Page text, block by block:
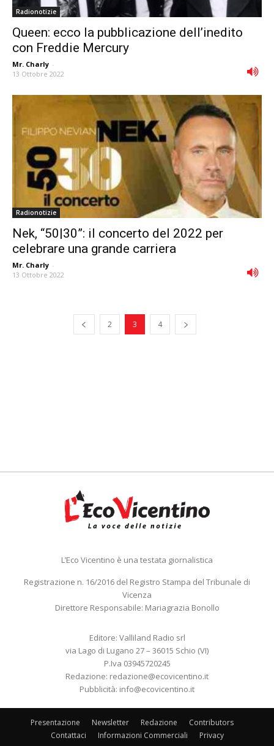
Radionotizie
Queen: ecco la pubblicazione dell’inedito
con Freddie Mercury
Mr. Charly -
13 Ottobre 2022
Radionotizie
Nek, “50|30”: il concerto del 2022 per
celebrare una grande carriera
Mr. Charly -
13 Ottobre 2022
2 3 4
L’Eco Vicentino è una testata giornalistica
Registrazione n. 16/2016 del Registro Stampa del Tribunale di
Vicenza
Direttore Responsabile: Mariagrazia Bonollo
Editore: Valliland Radio srl
via Lago di Lugano 27 – 36015 Schio (VI)
P.Iva 03945720245
Redazione: redazione@ecovicentino.it
Pubblicità: info@ecovicentino.it
Presentazione Newsletter Redazione
Contributors
Contattaci
Informazioni Commerciali Privacy